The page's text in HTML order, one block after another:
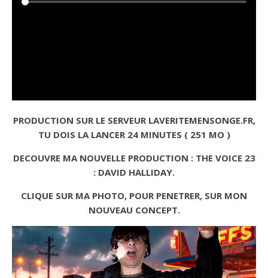
PRODUCTION SUR LE SERVEUR LAVERITEMENSONGE.FR,
TU DOIS LA LANCER 24 MINUTES ( 251 MO )
DECOUVRE MA NOUVELLE PRODUCTION : THE VOICE 23
: DAVID HALLIDAY.
CLIQUE SUR MA PHOTO, POUR PENETRER, SUR MON
NOUVEAU CONCEPT.